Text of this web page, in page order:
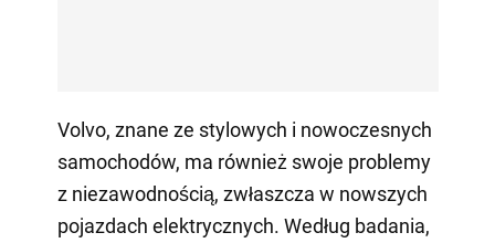
Volvo, znane ze stylowych i nowoczesnych
samochodów, ma również swoje problemy
z niezawodnością, zwłaszcza w nowszych
pojazdach elektrycznych. Według badania,